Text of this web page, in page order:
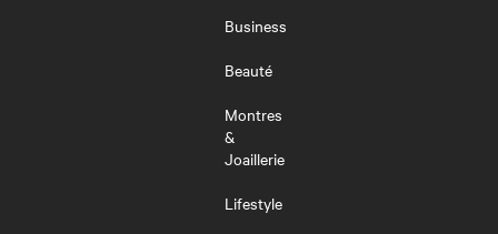
Business
Beauté
Montres
&
Joaillerie
Lifestyle